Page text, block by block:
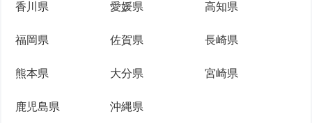
香川県 愛媛県 高知県
福岡県 佐賀県 長崎県
熊本県 大分県 宮崎県
鹿児島県 沖縄県